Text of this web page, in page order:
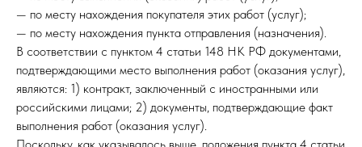
— по месту нахождения покупателя этих работ (услуг);
— по месту нахождения пункта отправления (назначения).
В соответствии с пунктом 4 статьи 148 НК РФ документами,
подтверждающими место выполнения работ (оказания услуг),
являются: 1) контракт, заключенный с иностранными или
российскими лицами; 2) документы, подтверждающие факт
выполнения работ (оказания услуг).